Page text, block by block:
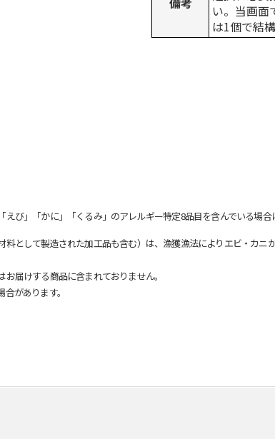
い。当画面
は1個で結構
び」「かに」「くるみ」のアレルギー特定8品目を含んでいる場合
として製造された加工品も含む）は、漁獲漁法によりエビ・カ
届けする商品に含まれておりません。
があります。